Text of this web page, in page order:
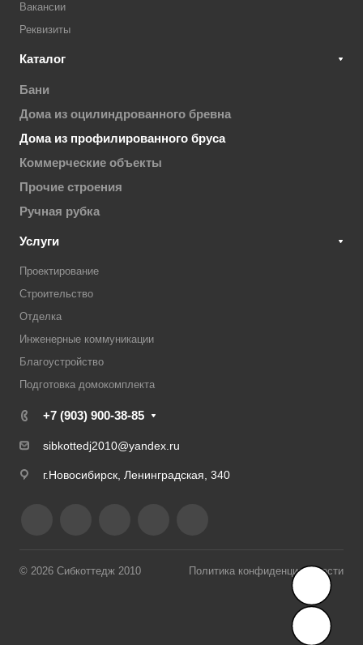
Вакансии
Реквизиты
Каталог
Бани
Дома из оцилиндрованного бревна
Дома из профилированного бруса
Коммерческие объекты
Прочие строения
Ручная рубка
Услуги
Проектирование
Строительство
Отделка
Инженерные коммуникации
Благоустройство
Подготовка домокомплекта
+7 (903) 900-38-85
sibkottedj2010@yandex.ru
г.Новосибирск, Ленинградская, 340
© 2026 Сибкоттедж 2010 Политика конфиденциальности